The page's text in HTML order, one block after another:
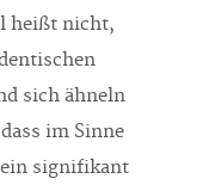
heißt nicht,
sich ähneln
im Sinne
ein signifikant